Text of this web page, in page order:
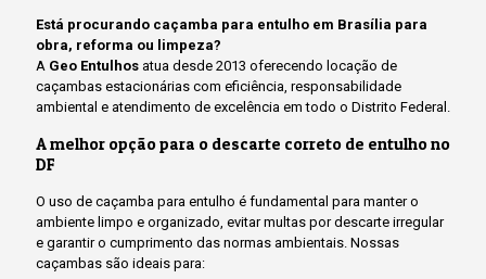
Está procurando caçamba para entulho em Brasília para
obra, reforma ou limpeza?
A Geo Entulhos atua desde 2013 oferecendo locação de
caçambas estacionárias com eficiência, responsabilidade
ambiental e atendimento de excelência em todo o Distrito Federal.
A melhor opção para o descarte correto de entulho no
DF
O uso de caçamba para entulho é fundamental para manter o
ambiente limpo e organizado, evitar multas por descarte irregular
e garantir o cumprimento das normas ambientais. Nossas
caçambas são ideais para: